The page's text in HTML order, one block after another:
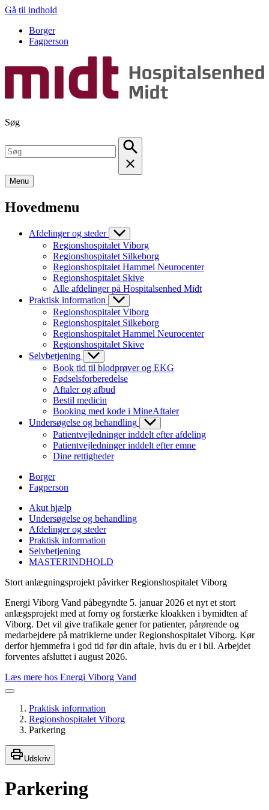
Gå til indhold
Borger
Fagperson
Søg
Menu
Hovedmenu
Afdelinger og steder
Regionshospitalet Viborg
Regionshospitalet Silkeborg
Regionshospitalet Hammel Neurocenter
Regionshospitalet Skive
Alle afdelinger på Hospitalsenhed Midt
Praktisk information
Regionshospitalet Viborg
Regionshospitalet Silkeborg
Regionshospitalet Hammel Neurocenter
Regionshospitalet Skive
Selvbetjening
Book tid til blodprøver og EKG
Fødselsforberedelse
Aftaler og afbud
Bestil medicin
Booking med kode i MineAftaler
Undersøgelse og behandling
Patientvejledninger inddelt efter afdeling
Patientvejledninger inddelt efter emne
Dine rettigheder
Borger
Fagperson
Akut hjælp
Undersøgelse og behandling
Afdelinger og steder
Praktisk information
Selvbetjening
MASTERINDHOLD
Stort anlægningsprojekt påvirker Regionshospitalet Viborg
Energi Viborg Vand påbegyndte 5. januar 2026 et nyt et stort
anlægsprojekt med at forny og forstærke kloakken i bymidten af
Viborg. Det vil give trafikale gener for patienter, pårørende og
medarbejdere på matriklerne under Regionshospitalet Viborg. Kør
derfor hjemmefra i god tid før din aftale, hvis du er i bil. Arbejdet
forventes afsluttet i august 2026.
Læs mere hos Energi Viborg Vand
Praktisk information
Regionshospitalet Viborg
Parkering
Udskriv
Parkering